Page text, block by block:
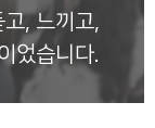
, 느끼고,
었습니다.